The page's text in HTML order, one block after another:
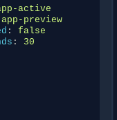
active
app-preview
:
false
:
30